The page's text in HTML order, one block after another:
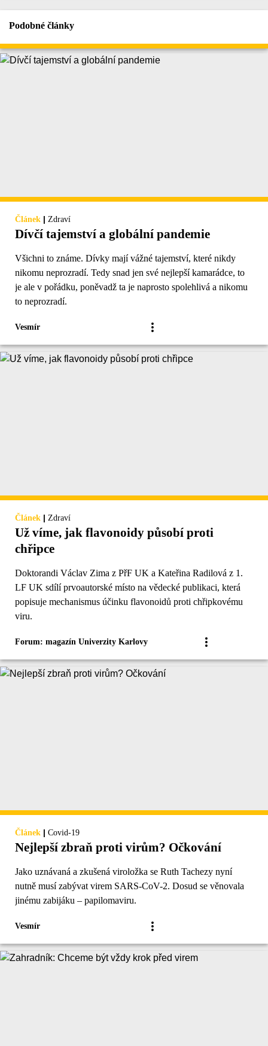
Podobné články
Článek | Zdraví
Dívčí tajemství a globální pandemie
Všichni to známe. Dívky mají vážné tajemství, které nikdy
nikomu neprozradí. Tedy snad jen své nejlepší kamarádce, to
je ale v pořádku, poněvadž ta je naprosto spolehlivá a nikomu
to neprozradí.
Vesmír
Článek | Zdraví
Už víme, jak flavonoidy působí proti
chřipce
Doktorandi Václav Zima z PřF UK a Kateřina Radilová z 1.
LF UK sdílí prvoautorské místo na vědecké publikaci, která
popisuje mechanismus účinku flavonoidů proti chřipkovému
viru.
Forum: magazín Univerzity Karlovy
Článek | Covid-19
Nejlepší zbraň proti virům? Očkování
Jako uznávaná a zkušená viroložka se Ruth Tachezy nyní
nutně musí zabývat virem SARS-CoV-2. Dosud se věnovala
jinému zabijáku – papilomaviru.
Vesmír